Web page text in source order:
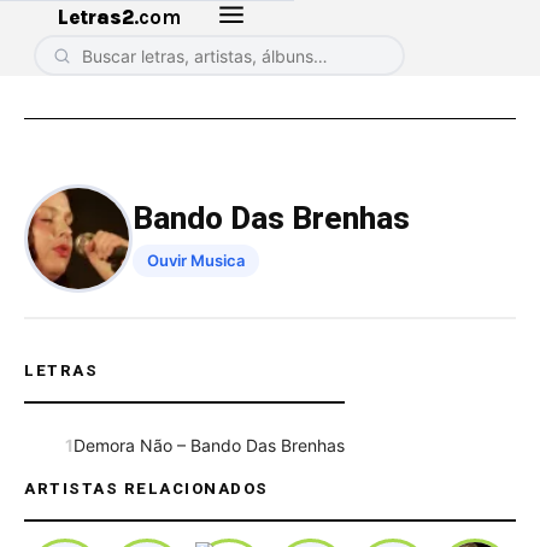
Letras2.com
Bando Das Brenhas
Ouvir Musica
LETRAS
1Demora Não – Bando Das Brenhas
ARTISTAS RELACIONADOS